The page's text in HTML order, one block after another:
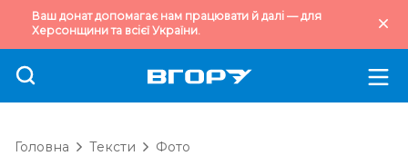
Ваш донат допомагає нам працювати й далі — для
Херсонщини та всієї України.
Головна Тексти Фото